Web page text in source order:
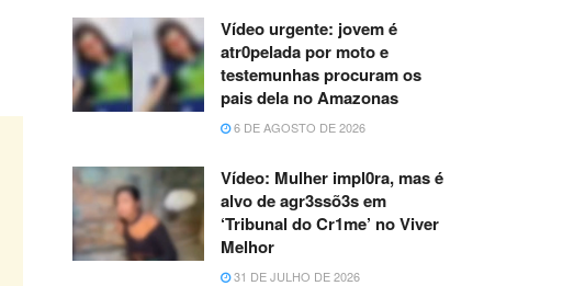
Vídeo urgente: jovem é
atr0pelada por moto e
testemunhas procuram os
pais dela no Amazonas
6 DE AGOSTO DE 2026
Vídeo: Mulher impl0ra, mas é
alvo de agr3ssõ3s em
‘Tribunal do Cr1me’ no Viver
Melhor
31 DE JULHO DE 2026